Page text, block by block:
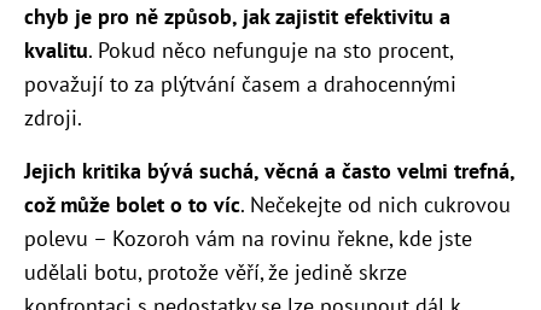
chyb je pro ně způsob, jak zajistit efektivitu a
kvalitu. Pokud něco nefunguje na sto procent,
považují to za plýtvání časem a drahocennými
zdroji.
Jejich kritika bývá suchá, věcná a často velmi trefná,
což může bolet o to víc. Nečekejte od nich cukrovou
polevu – Kozoroh vám na rovinu řekne, kde jste
udělali botu, protože věří, že jedině skrze